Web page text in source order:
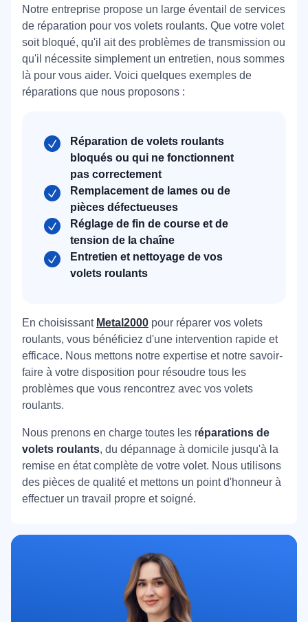
Notre entreprise propose un large éventail de services
de réparation pour vos volets roulants. Que votre volet
soit bloqué, qu'il ait des problèmes de transmission ou
qu'il nécessite simplement un entretien, nous sommes
là pour vous aider. Voici quelques exemples de
réparations que nous proposons :
Réparation de volets roulants
bloqués ou qui ne fonctionnent
pas correctement
Remplacement de lames ou de
pièces défectueuses
Réglage de fin de course et de
tension de la chaîne
Entretien et nettoyage de vos
volets roulants
En choisissant Metal2000 pour réparer vos volets
roulants, vous bénéficiez d'une intervention rapide et
efficace. Nous mettons notre expertise et notre savoir-
faire à votre disposition pour résoudre tous les
problèmes que vous rencontrez avec vos volets
roulants.
Nous prenons en charge toutes les réparations de
volets roulants, du dépannage à domicile jusqu'à la
remise en état complète de votre volet. Nous utilisons
des pièces de qualité et mettons un point d'honneur à
effectuer un travail propre et soigné.